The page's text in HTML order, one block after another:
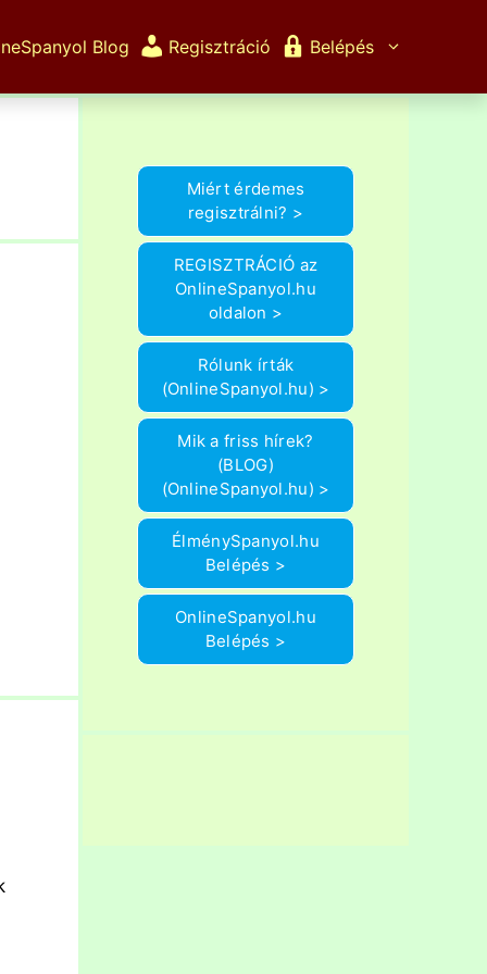
Blog Regisztráció Belépés
Miért érdemes
regisztrálni? >
REGISZTRÁCIÓ az
OnlineSpanyol.hu
oldalon >
Rólunk írták
(OnlineSpanyol.hu) >
Mik a friss hírek?
(BLOG)
(OnlineSpanyol.hu) >
ÉlménySpanyol.hu
Belépés >
OnlineSpanyol.hu
Belépés >